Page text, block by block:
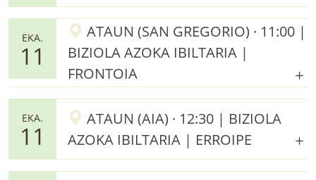
EKA.
11
ATAUN (SAN GREGORIO) · 11:00 |
BIZIOLA AZOKA IBILTARIA |
FRONTOIA
EKA.
11
ATAUN (AIA) · 12:30 | BIZIOLA
AZOKA IBILTARIA | ERROIPE